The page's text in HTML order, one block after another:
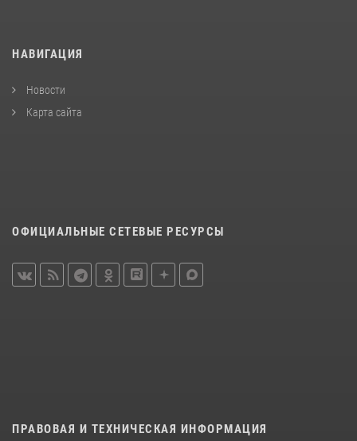
НАВИГАЦИЯ
Новости
Карта сайта
ОФИЦИАЛЬНЫЕ СЕТЕВЫЕ РЕСУРСЫ
ПРАВОВАЯ И ТЕХНИЧЕСКАЯ ИНФОРМАЦИЯ